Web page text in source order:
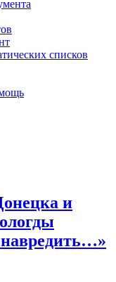
списков
и
навредить…»